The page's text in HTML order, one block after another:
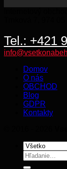
Tel.: +421
Domov
O nás
OBCHOD
Blog
GDPR
Kontakty
Hľadať: